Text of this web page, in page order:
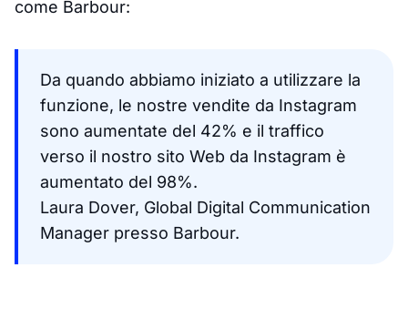
come Barbour:
Da quando abbiamo iniziato a utilizzare la
funzione, le nostre vendite da Instagram
sono aumentate del 42% e il traffico
verso il nostro sito Web da Instagram è
aumentato del 98%.
Laura Dover, Global Digital Communication
Manager presso Barbour.